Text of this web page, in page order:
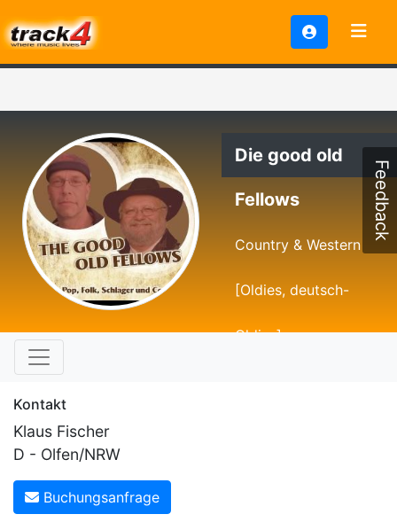
Die good old
Fellows
Country & Western
[Oldies, deutsch-
Oldies]
Kontakt
Klaus Fischer
D - Olfen/NRW
Buchungsanfrage
Feedback